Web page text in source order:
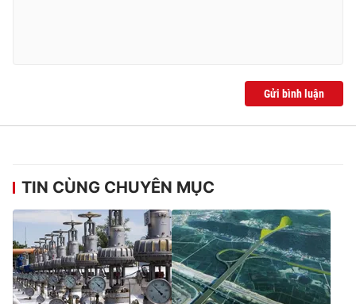
Gửi bình luận
TIN CÙNG CHUYÊN MỤC